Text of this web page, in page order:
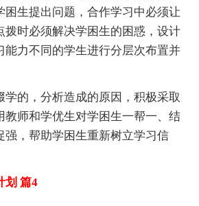
困生提出问题，合作学习中必须让
拨时必须解决学困生的困惑，设计
能力不同的学生进行分层次布置并
的，分析造成的原因，积极采取
教师和学优生对学困生一帮一、结
强，帮助学困生重新树立学习信
篇4